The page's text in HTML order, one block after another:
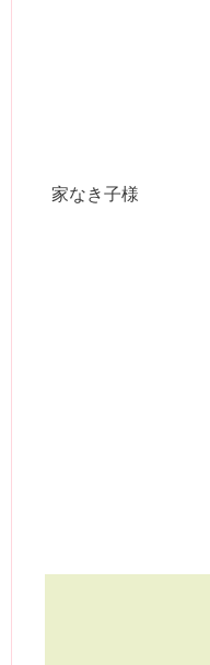
家なき子様